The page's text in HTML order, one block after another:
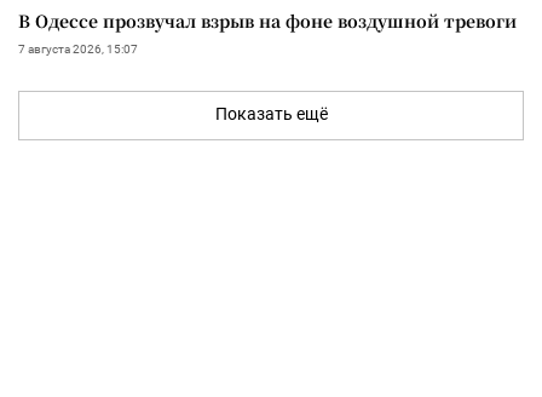
В Одессе прозвучал взрыв на фоне воздушной тревоги
7 августа 2026, 15:07
Показать ещё